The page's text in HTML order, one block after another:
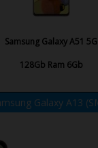
Samsung Galaxy A51 5G
128Gb Ram 6Gb
Galaxy A13